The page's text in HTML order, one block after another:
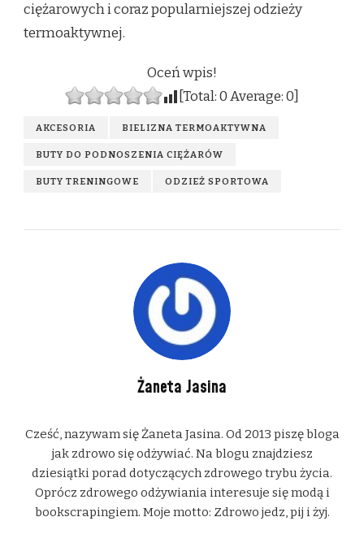
ciężarowych i coraz popularniejszej odzieży
termoaktywnej.
Oceń wpis!
[Total:0Average:0
AKCESORIA BIELIZNA TERMOAKTYWNA
BUTY DO PODNOSZENIA CIĘŻARÓW
BUTY TRENINGOWE ODZIEŻ SPORTOWA
Żaneta Jasina
Cześć, nazywam się Żaneta Jasina. Od 2013 piszę bloga
jak zdrowo się odżywiać. Na blogu znajdziesz
dziesiątki porad dotyczących zdrowego trybu życia.
Oprócz zdrowego odżywiania interesuje się modą i
bookscrapingiem. Moje motto: Zdrowo jedz, pij i żyj.